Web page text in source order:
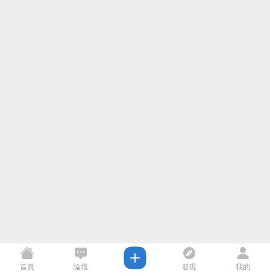
首頁 論壇 發現 我的